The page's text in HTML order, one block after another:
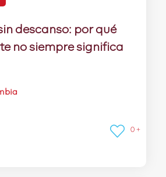
descanso: por qué
no siempre significa
0 +